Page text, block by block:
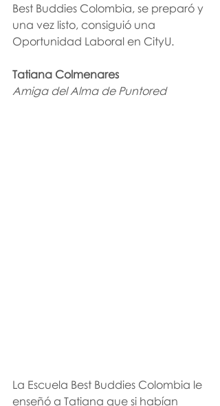
Best Buddies Colombia, se preparó y
una vez listo, consiguió una
Oportunidad Laboral en CityU.
Tatiana Colmenares
Amiga del Alma de Puntored
La Escuela Best Buddies Colombia le
enseñó a Tatiana que si habían